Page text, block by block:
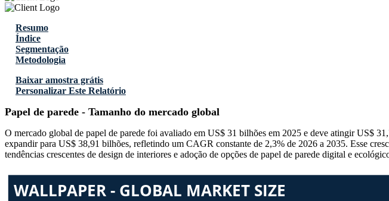
Resumo
Índice
Segmentação
Metodologia
Baixar amostra grátis
Personalizar Este Relatório
Papel de parede - Tamanho do mercado global
O mercado global de papel de parede foi avaliado em US$ 31 bilhões em 2025 e deve atingir US$
expandir para US$ 38,91 bilhões, refletindo um CAGR constante de 2,3% de 2026 a 2035. Esse
tendências crescentes de design de interiores e adoção de opções de papel de parede digital e